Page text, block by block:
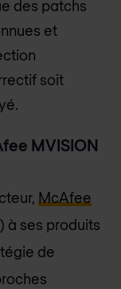
des patchs
et
soit
MVISION
McAfee
à ses produits
de